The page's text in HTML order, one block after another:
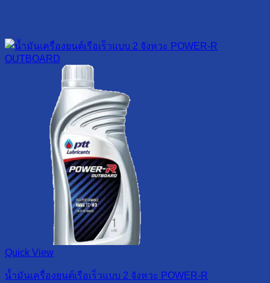
Quick View
น้ำมันเครื่องยนต์เรือเร็วแบบ 2 จังหวะ POWER-R